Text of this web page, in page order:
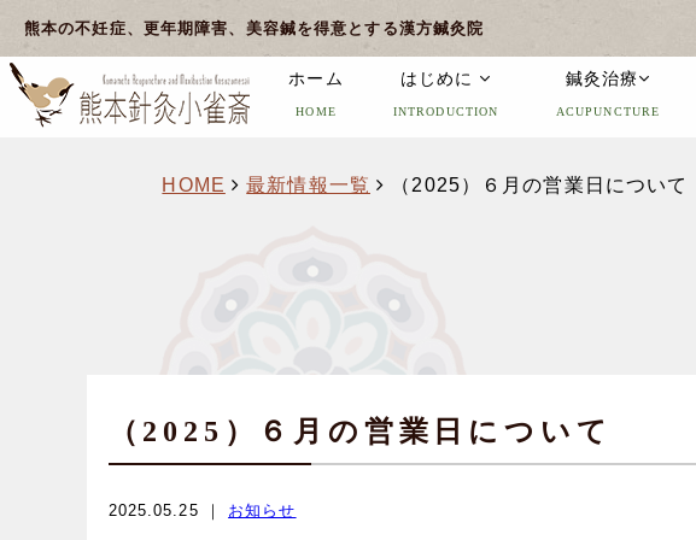
熊本の不妊症、更年期障害、美容鍼を得意とする漢方鍼灸院
ホーム
HOME
はじめに
INTRODUCTION
鍼灸治療
ACUPUNCTURE
HOME 最新情報一覧 （2025）６月の営業日について
（2025）６月の営業日について
2025.05.25 ｜ お知らせ